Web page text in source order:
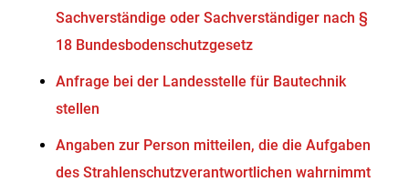
Sachverständige oder Sachverständiger nach §
18 Bundesbodenschutzgesetz
Anfrage bei der Landesstelle für Bautechnik
stellen
Angaben zur Person mitteilen, die die Aufgaben
des Strahlenschutzverantwortlichen wahrnimmt